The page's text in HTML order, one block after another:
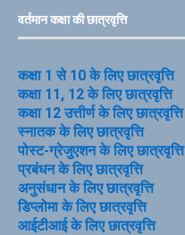
वर्तमान कक्षा की छात्रवृत्ति
कक्षा 1 से 10 के लिए छात्रवृत्ति
कक्षा 11, 12 के लिए छात्रवृत्ति
कक्षा 12 उत्तीर्ण के लिए छात्रवृत्ति
स्नातक के लिए छात्रवृत्ति
पोस्ट-ग्रेजुएशन के लिए छात्रवृत्ति
प्रबंधन के लिए छात्रवृत्ति
अनुसंधान के लिए छात्रवृत्ति
डिप्लोमा के लिए छात्रवृत्ति
आईटीआई के लिए छात्रवृत्ति